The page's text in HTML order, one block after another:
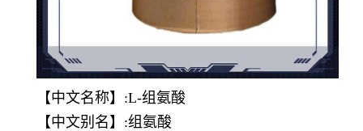
【中文名称】:L-组氨酸
【中文别名】:组氨酸